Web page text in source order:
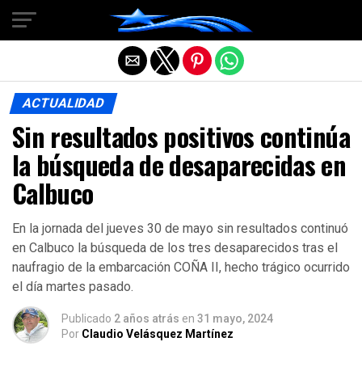
ACTUALIDAD
Sin resultados positivos continúa
la búsqueda de desaparecidas en
Calbuco
En la jornada del jueves 30 de mayo sin resultados continuó
en Calbuco la búsqueda de los tres desaparecidos tras el
naufragio de la embarcación COÑA II, hecho trágico ocurrido
el día martes pasado.
Publicado 2 años atrás en 31 mayo, 2024
Por Claudio Velásquez Martínez
Salir de la versión móvil